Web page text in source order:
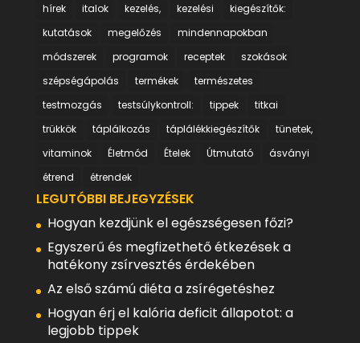
hírek
italok kezelés, kezelési
kiegészítők:
kutatások
megelőzés
mindennapokban
módszerek
programok receptek
szokások
szépségápolás
termékek
természetes
testmozgás
testsúlykontroll: tippek
titkai
trükkök
táplálkozás táplálékkiegészítők
tünetek,
vitaminok
Életmód Ételek Útmutató
ásványi
étrend
étrendek
LEGUTÓBBI BEJEGYZÉSEK
Hogyan kezdjünk el egészségesen főzi?
Egyszerű és megfizethető étkezések a
hatékony zsírvesztés érdekében
Az első számú diéta a zsírégetéshez
Hogyan érj el kalória deficit állapotot: a
legjobb tippek